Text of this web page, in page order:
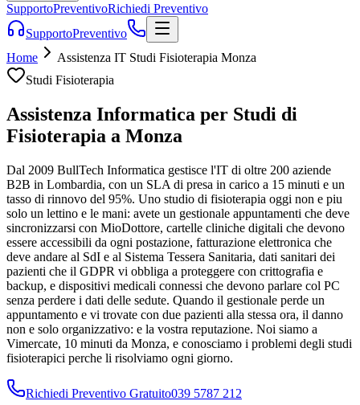
SupportoPreventivoRichiedi Preventivo
SupportoPreventivo
Home
Assistenza IT Studi Fisioterapia Monza
Studi Fisioterapia
Assistenza Informatica per Studi di
Fisioterapia a Monza
Dal 2009 BullTech Informatica gestisce l'IT di oltre 200 aziende
B2B in Lombardia, con un SLA di presa in carico a 15 minuti e un
tasso di rinnovo del 95%. Uno studio di fisioterapia oggi non e piu
solo un lettino e le mani: avete un gestionale appuntamenti che deve
sincronizzarsi con MioDottore, cartelle cliniche digitali che devono
essere accessibili da ogni postazione, fatturazione elettronica che
deve andare al SdI e al Sistema Tessera Sanitaria, dati sanitari dei
pazienti che il GDPR vi obbliga a proteggere con crittografia e
backup, e dispositivi medicali connessi che devono parlare col PC
senza perdere i dati delle sedute. Quando il gestionale perde un
appuntamento e vi trovate con due pazienti alla stessa ora, il danno
non e solo organizzativo: e la vostra reputazione. Noi siamo a
Vimercate, 10 minuti da Monza, e conosciamo i problemi degli studi
fisioterapici perche li risolviamo ogni giorno.
Richiedi Preventivo Gratuito039 5787 212